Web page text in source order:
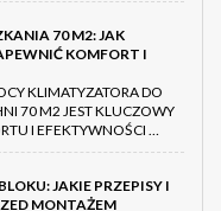
70 M2: JAK
KOMFORT I
KLIMATYZATORA DO
70 M2 JEST KLUCZOWY
I EFEKTYWNOŚCI …
JAKIE PRZEPISY I
MONTAŻEM